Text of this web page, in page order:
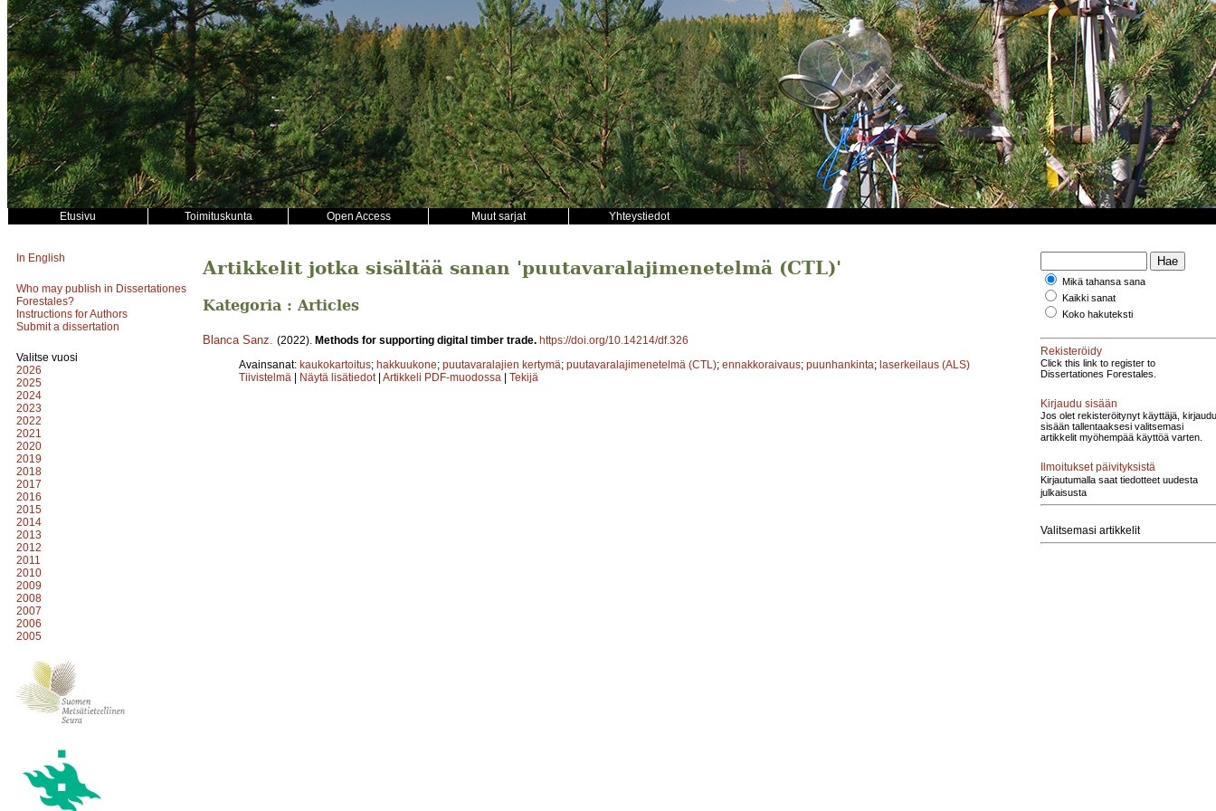
Etusivu Toimituskunta Open Access Muut sarjat Yhteystiedot
In English
Who may publish in Dissertationes
Forestales?
Instructions for Authors
Submit a dissertation
Valitse vuosi
2026
2025
2024
2023
2022
2021
2020
2019
2018
2017
2016
2015
2014
2013
2012
2011
2010
2009
2008
2007
2006
2005
Artikkelit jotka sisältää sanan 'puutavaralajimenetelmä (CTL)'
Kategoria : Articles
Blanca Sanz (2022). Methods for supporting digital timber trade. https://doi.org/10.14214/df.326
Avainsanat: kaukokartoitus; hakkuukone; puutavaralajien kertymä; puutavaralajimenetelmä (CTL); ennakkoraivaus; puunhankinta; laserkeilaus (ALS)
Tiivistelmä | Näytä lisätiedot | Artikkeli PDF-muodossa | Tekijä
Mikä tahansa sana
Kaikki sanat
Koko hakuteksti
Rekisteröidy
Click this link to register to
Dissertationes Forestales.
Kirjaudu sisään
Jos olet rekisteröitynyt käyttäjä, kirjaudu
sisään tallentaaksesi valitsemasi
artikkelit myöhempää käyttöä varten.
Ilmoitukset päivityksistä
Kirjautumalla saat tiedotteet uudesta
julkaisusta
Valitsemasi artikkelit